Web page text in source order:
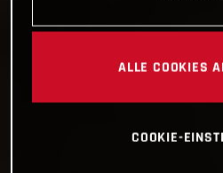
ALLE COOKIES
COOKIE-